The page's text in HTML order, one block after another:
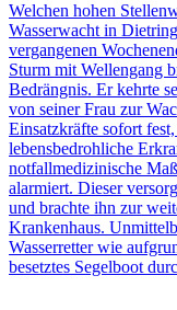
Welchen hohen
Wasserwacht in
vergangenen
Sturm mit Wellengang
Bedrängnis. Er kehrte
von seiner Frau zur
Einsatzkräfte sofort
lebensbedrohliche
notfallmedizinische
alarmiert. Dieser
und brachte ihn zur
Krankenhaus.
Wasserretter wie
besetztes Segelboot